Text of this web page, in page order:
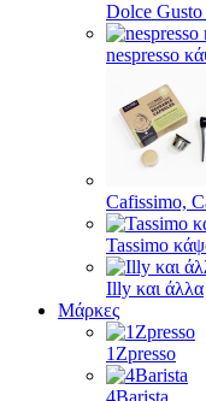
Dolce
nespresso
Cafissimo,
Tassimo
Illy και άλλα
Μάρκες
1Zpresso
4Barista